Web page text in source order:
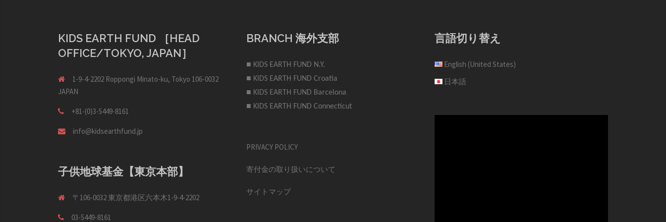
KIDS EARTH FUND ［HEAD
OFFICE/TOKYO, JAPAN］
1-9-4-2202 Roppongi Minato-ku, Tokyo 106-0032
JAPAN
+81-(0)3-5449-8161
info@kidsearthfund.jp
子供地球基金【東京本部】
〒106-0032 東京都港区六本木1-9-4-2202
03-5449-8161
BRANCH 海外支部
■ KIDS EARTH FUND N.Y.
■ KIDS EARTH FUND Croatia
■ KIDS EARTH FUND Barcelona
■ KIDS EARTH FUND Connecticut
PRIVACY POLICY
寄付金の取り扱いについて
サイトマップ
言語切り替え
English (United States)
日本語